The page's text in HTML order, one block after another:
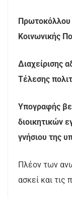
Πρωτοκόλλου
Κοινωνικής
Διαχείρισης
Τέλεσης
Υπογραφής
διοικητικών
γνήσιου της
Πλέον των
ασκεί και τις